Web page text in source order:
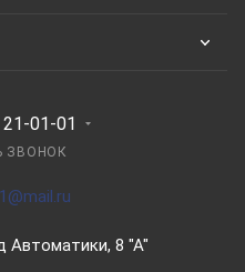
01-01
ЗВОНОК
Автоматики, 8 "А"